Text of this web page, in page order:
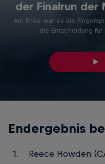
der Finalrun der
Am Ende war es die
die Entscheidung
Endergebnis
Reece Howden